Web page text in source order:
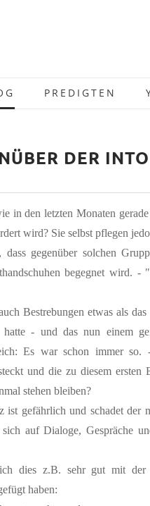
PREDIGTEN
DER
in den letzten Monaten
wird? Sie selbst pflegen
gegenüber solchen
begegnet wird. -
Bestrebungen etwas als
hatte - und das nun einem
Es war schon immer so.
und die zu diesem ersten
stehen bleiben?
ist gefährlich und schadet
auf Dialoge, Gespräche
dies z.B. sehr gut mit
haben: